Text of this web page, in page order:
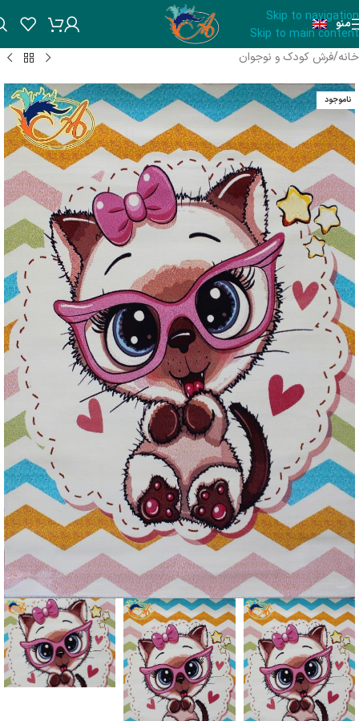
Skip to navigation
Skip to main content
منو
خانه/فرش کودک و نوجوان
ناموجود